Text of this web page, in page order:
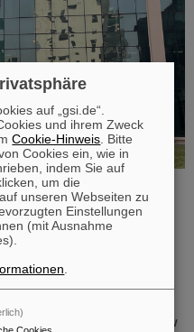
Expertendelegationen haben
wichtige Gespräche geführt,
die weitere nachhaltige
im Rahmen des FAIR-
zu Max-Planck-Fellow
auf „gsi.de“.
und ihrem Zweck
Cookie-Hinweis . Bitte
Cookies ein, wie in
indem Sie auf
um die
unseren Webseiten zu
Einstellungen
(mit Ausnahme
Cookies